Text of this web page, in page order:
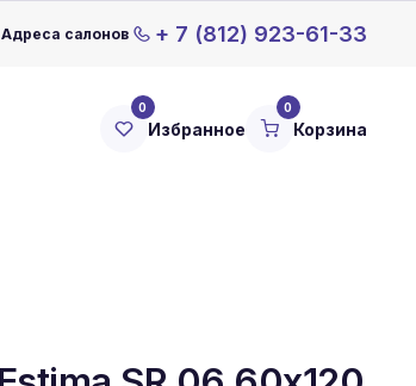
Адреса салонов + 7 (812) 923-61-33
0
Избранное
0
Корзина